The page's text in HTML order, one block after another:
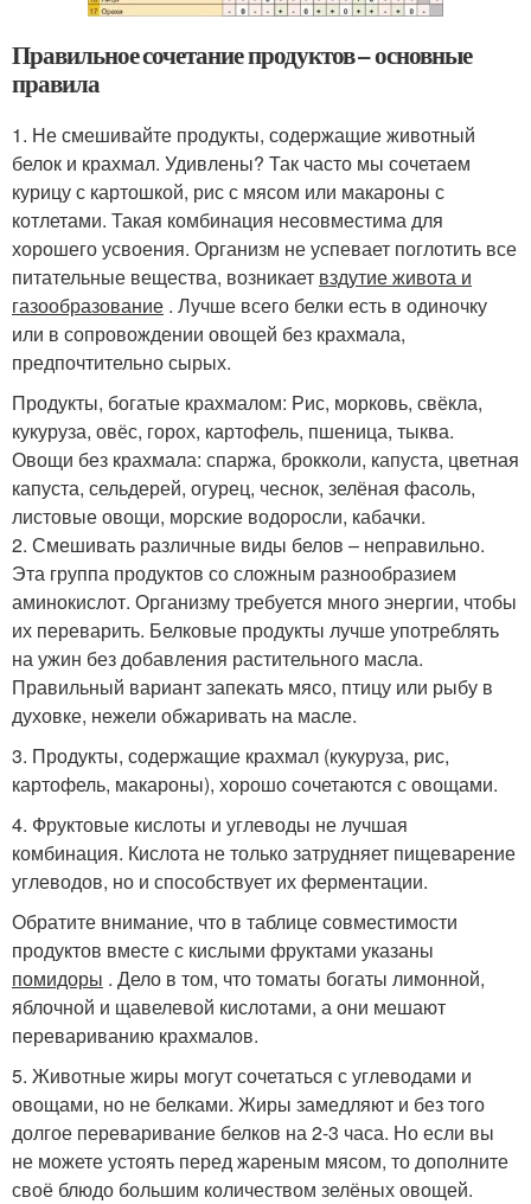
Правильное сочетание продуктов – основные
правила
1. Не смешивайте продукты, содержащие животный
белок и крахмал. Удивлены? Так часто мы сочетаем
курицу с картошкой, рис с мясом или макароны с
котлетами. Такая комбинация несовместима для
хорошего усвоения. Организм не успевает поглотить все
питательные вещества, возникает вздутие живота и
газообразование . Лучше всего белки есть в одиночку
или в сопровождении овощей без крахмала,
предпочтительно сырых.
Продукты, богатые крахмалом: Рис, морковь, свёкла,
кукуруза, овёс, горох, картофель, пшеница, тыква.
Овощи без крахмала: спаржа, брокколи, капуста, цветная
капуста, сельдерей, огурец, чеснок, зелёная фасоль,
листовые овощи, морские водоросли, кабачки.
2. Смешивать различные виды белов – неправильно.
Эта группа продуктов со сложным разнообразием
аминокислот. Организму требуется много энергии, чтобы
их переварить. Белковые продукты лучше употреблять
на ужин без добавления растительного масла.
Правильный вариант запекать мясо, птицу или рыбу в
духовке, нежели обжаривать на масле.
3. Продукты, содержащие крахмал (кукуруза, рис,
картофель, макароны), хорошо сочетаются с овощами.
4. Фруктовые кислоты и углеводы не лучшая
комбинация. Кислота не только затрудняет пищеварение
углеводов, но и способствует их ферментации.
Обратите внимание, что в таблице совместимости
продуктов вместе с кислыми фруктами указаны
помидоры . Дело в том, что томаты богаты лимонной,
яблочной и щавелевой кислотами, а они мешают
перевариванию крахмалов.
5. Животные жиры могут сочетаться с углеводами и
овощами, но не белками. Жиры замедляют и без того
долгое переваривание белков на 2-3 часа. Но если вы
не можете устоять перед жареным мясом, то дополните
своё блюдо большим количеством зелёных овощей.